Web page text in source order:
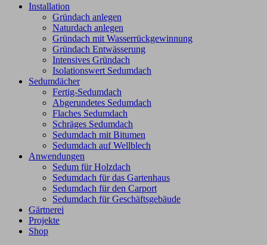
Installation
Gründach anlegen
Naturdach anlegen
Gründach mit Wasserrückgewinnung
Gründach Entwässerung
Intensives Gründach
Isolationswert Sedumdach
Sedumdächer
Fertig-Sedumdach
Abgerundetes Sedumdach
Flaches Sedumdach
Schräges Sedumdach
Sedumdach mit Bitumen
Sedumdach auf Wellblech
Anwendungen
Sedum für Holzdach
Sedumdach für das Gartenhaus
Sedumdach für den Carport
Sedumdach für Geschäftsgebäude
Gärtnerei
Projekte
Shop